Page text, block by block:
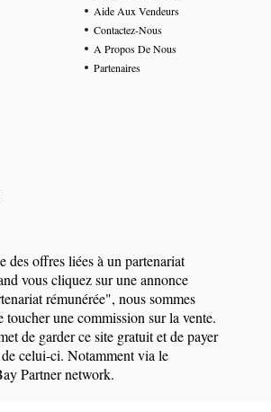
Aide Aux Vendeurs
Contactez-Nous
A Propos De Nous
Partenaires
des offres liées à un partenariat
vous cliquez sur une annonce
rémunérée", nous sommes
toucher une commission sur la vente.
de garder ce site gratuit et de payer
celui-ci. Notamment via le
Partner network.